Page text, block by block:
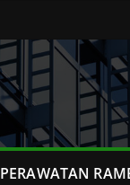
PERAWATAN